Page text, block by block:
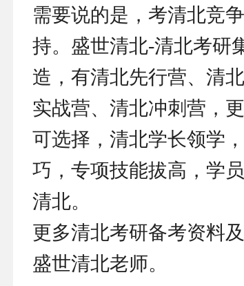
需要说的是，考清北竞
持。盛世清北-清北考研
造，有清北先行营、清
实战营、清北冲刺营，
可选择，清北学长领学
巧，专项技能拔高，学
清北。
更多清北考研备考资料
盛世清北老师。